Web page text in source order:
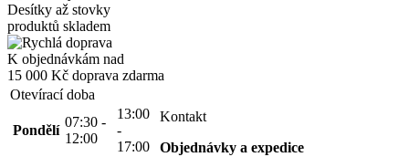
Desítky až stovky
produktů skladem
K objednávkám nad
15 000 Kč doprava zdarma
Otevírací doba
Pondělí
07:30 -
12:00
13:00
-
17:00
Kontakt
Objednávky a expedice